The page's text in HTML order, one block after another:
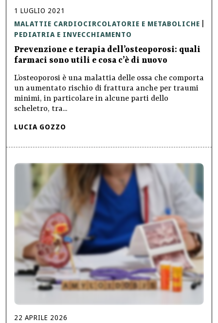
1 LUGLIO 2021
MALATTIE CARDIOCIRCOLATORIE E METABOLICHE
PEDIATRIA E INVECCHIAMENTO
Prevenzione e terapia dell’osteoporosi: quali
farmaci sono utili e cosa c’è di nuovo
L’osteoporosi è una malattia delle ossa che comporta
un aumentato rischio di frattura anche per traumi
minimi, in particolare in alcune parti dello
scheletro, tra...
LUCIA GOZZO
22 APRILE 2026